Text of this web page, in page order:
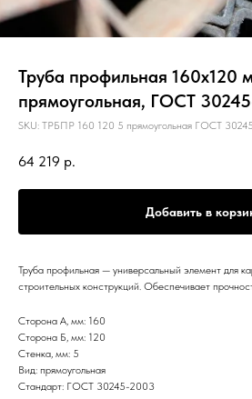
Труба профильная 160х120
прямоугольная, ГОСТ
SKU: ТРБПР 160 120 5 прямоугольная ГОСТ
64 219 р.
Добавить в
Труба профильная — универсальный элемент для
строительных конструкций. Обеспечивает
Сторона А, мм: 160
Сторона Б, мм: 120
Стенка, мм: 5
Вид: прямоугольная
Стандарт: ГОСТ 30245-2003